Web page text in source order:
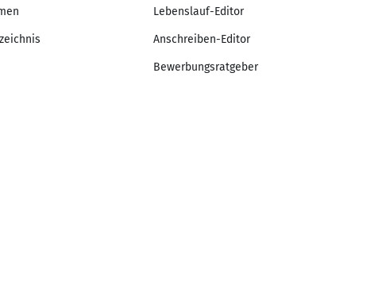
Lebenslauf-Editor
Anschreiben-Editor
Bewerbungsratgeber